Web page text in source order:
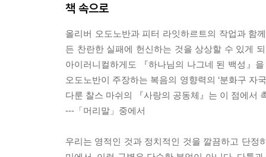
책 속으로
올리버 오도노반과 피터 라잇하르트의 작업과 함
든 찬란한 실패에 헌신하는 것을 상상할 수 있게
아이러니컬하게도 『하나님의 나그네 된 백성』
오도노반이 주장하는 복음의 영향력의 ‘분화구 자
다룬 찰스 마쉬의 『사랑의 공동체』는 이 점에서
---「머리말」중에서
우리는 영적인 것과 정치적인 것을 깔끔하고 단정